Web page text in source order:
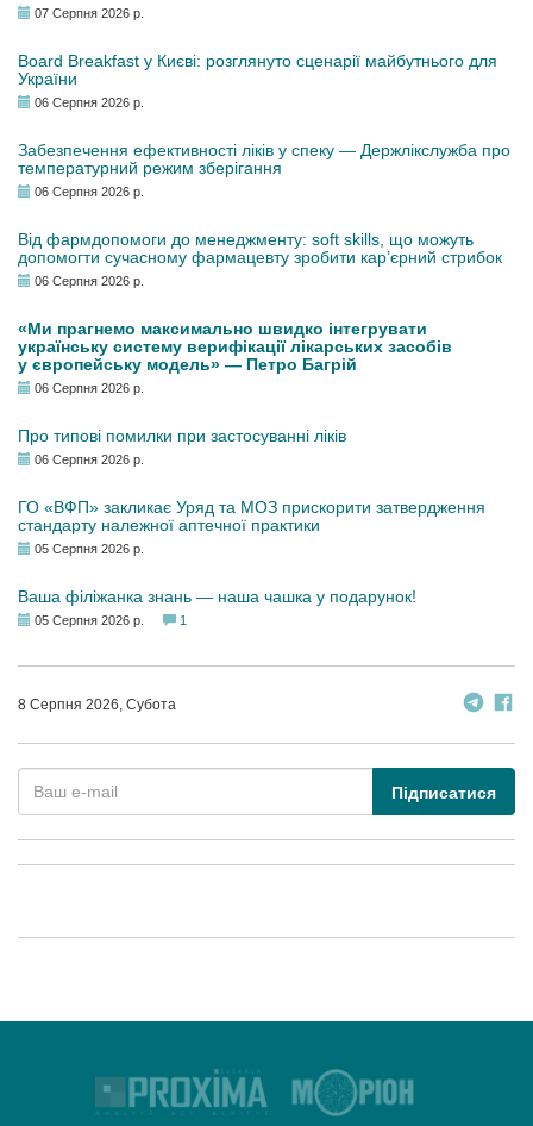
07 Серпня 2026 р.
Board Breakfast у Києві: розглянуто сценарії майбутнього для
України
06 Серпня 2026 р.
Забезпечення ефективності ліків у спеку — Держлікслужба про
температурний режим зберігання
06 Серпня 2026 р.
Від фармдопомоги до менеджменту: soft skills, що можуть
допомогти сучасному фармацевту зробити кар’єрний стрибок
06 Серпня 2026 р.
«Ми прагнемо максимально швидко інтегрувати
українську систему верифікації лікарських засобів
у європейську модель» — Петро Багрій
06 Серпня 2026 р.
Про типові помилки при застосуванні ліків
06 Серпня 2026 р.
ГО «ВФП» закликає Уряд та МОЗ прискорити затвердження
стандарту належної аптечної практики
05 Серпня 2026 р.
Ваша філіжанка знань — наша чашка у подарунок!
05 Серпня 2026 р. 1
8 Серпня 2026, Субота
Підписатися